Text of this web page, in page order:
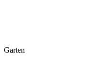
Garten